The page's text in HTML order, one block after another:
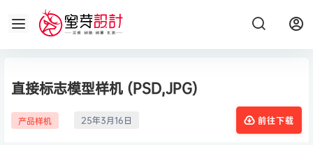
直接标志模型样机 (PSD,JPG)
产品样机 25年3月16日 前往下载